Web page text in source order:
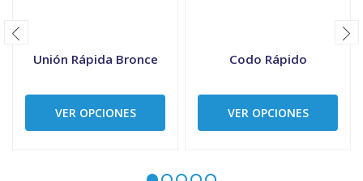
Unión Rápida Bronce
VER OPCIONES
Codo Rápido
VER OPCIONES